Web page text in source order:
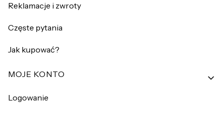
Reklamacje i zwroty
Częste pytania
Jak kupować?
MOJE KONTO
Logowanie